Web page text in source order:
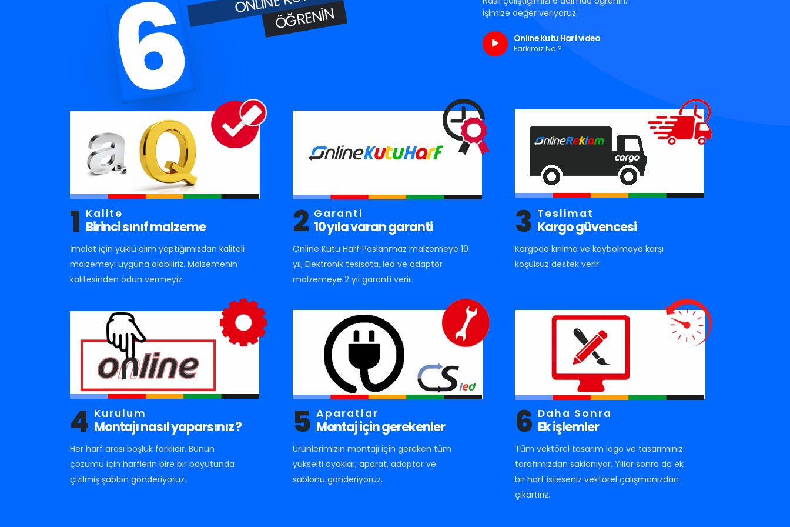
6 ÖĞRENIN
İşimize değer veriyoruz.
Online Kutu Harf video
Farkımız Ne ?
1 Kalite
Birinci sınıf malzeme
İmalat için yüklü alım yaptığımızdan kaliteli
malzemeyi uyguna alabiliriz. Malzemenin
kalitesinden ödün vermeyiz.
2 Garanti
10 yıla varan garanti
Online Kutu Harf Paslanmaz malzemeye 10
yıl, Elektronik tesisata, led ve adaptör
malzemeye 2 yıl garanti verir.
3 Teslimat
Kargo güvencesi
Kargoda kırılma ve kaybolmaya karşı
koşulsuz destek verir.
4 Kurulum
Montajı nasıl yaparsınız ?
Her harf arası boşluk farklıdır. Bunun
çözümü için harflerin bire bir boyutunda
çizilmiş şablon gönderiyoruz.
5 Aparatlar
Montaj için gerekenler
Ürünlerimizin montajı için gereken tüm
yükselti ayaklar, aparat, adaptor ve
sablonu gönderiyoruz.
6 Daha Sonra
Ek işlemler
Tüm vektörel tasarım logo ve tasarımınız
tarafımızdan saklanıyor. Yıllar sonra da ek
bir harf isteseniz vektörel çalışmanızdan
çıkartırız.